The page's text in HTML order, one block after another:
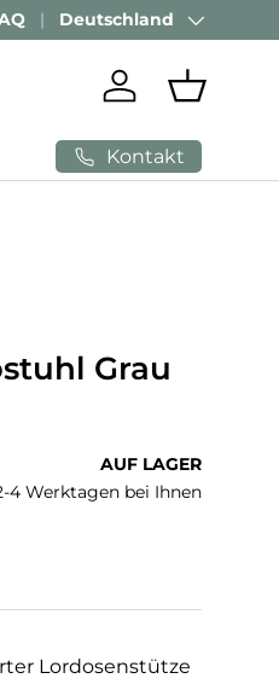
finden mitAI-Beratung
Land/Region
Deutschland
Einloggen
Kontakt
Grau
AUF LAGER
4 Werktagen bei Ihnen
Lordosenstütze